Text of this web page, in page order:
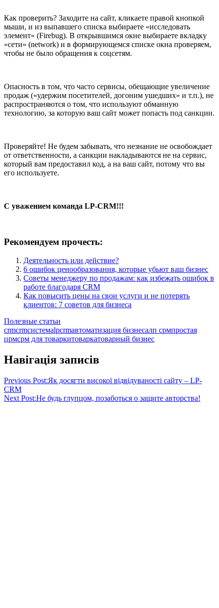
Как проверить? Заходите на сайт, кликаете правой кнопкой
мыши, и из выпавшего списка выбираете «исследовать
элемент» (Firebug). В открывшимся окне выбираете вкладку
«сети» (network) и в формирующемся списке окна проверяем,
чтобы не было обращения к соцсетям.
Опасность в том, что часто сервисы, обещающие увеличение
продаж («удержим посетителей, догоним ушедших» и т.п.), не
распространяются о том, что используют обманную
технологию, за которую ваш сайт может попасть под санкции.
Проверяйте! Не будем забывать, что незнание не освобождает
от ответственности, а санкции накладываются не на сервис,
который вам предоставил код, а на ваш сайт, потому что вы
его используете.
С уважением команда LP-CRM!!!
Рекомендуем прочесть:
Деятельность или действие?
6 ошибок ценообразования, которые убьют ваш бизнес
Советы менеджеру по продажам: как избежать ошибок в
работе благодаря CRM
Как повысить цены на свои услуги и не потерять
клиентов: 7 советов для бизнеса
Полезные статьи
crmcrmсистемаlpcrmавтоматизация бизнесалп срмпростая
црмсрм для товаркитоваркатоварный бизнес
Навігація записів
Previous Post:Як досягти високої відвідуваності сайту – LP-
CRM
Next Post:Не будь глупцом, позаботься о защите авторства!